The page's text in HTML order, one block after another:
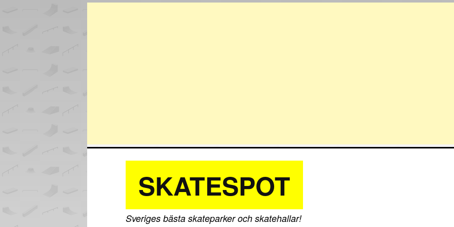
SKATESPOT
Sveriges bästa skateparker och skatehallar!